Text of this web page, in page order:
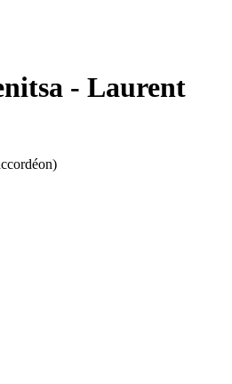
- Laurent